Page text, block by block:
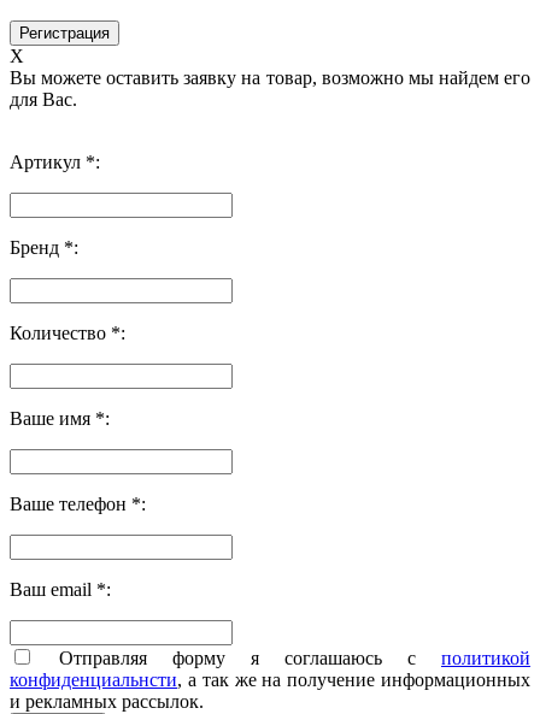
X
Вы можете оставить заявку на товар, возможно мы найдем его
для Вас.
Артикул *:
Бренд *:
Количество *:
Ваше имя *:
Ваше телефон *:
Ваш email *:
Отправляя форму я соглашаюсь с политикой
конфиденциальнсти, а так же на получение информационных
и рекламных рассылок.